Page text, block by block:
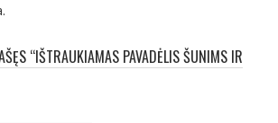
“IŠTRAUKIAMAS PAVADĖLIS ŠUNIMS IR